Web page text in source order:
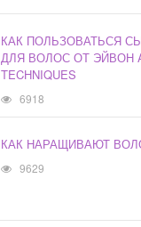
КАК ПОЛЬЗОВАТЬСЯ
ДЛЯ ВОЛОС ОТ ЭЙВОН
TECHNIQUES
6918
КАК НАРАЩИВАЮТ
9629